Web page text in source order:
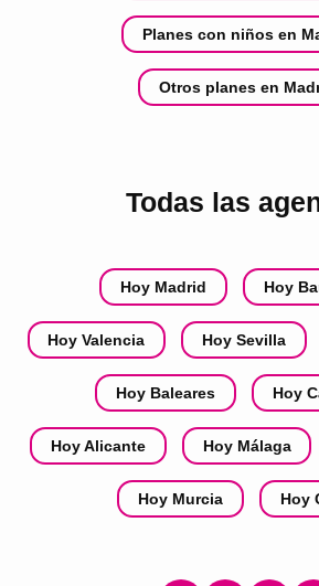
Planes con niños en
Otros planes en
Todas las
Hoy Madrid Hoy
Hoy Valencia Hoy Sevilla
Hoy Baleares Hoy
Hoy Alicante Hoy Málaga
Hoy Murcia Hoy